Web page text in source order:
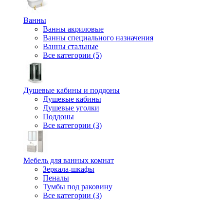
Ванны
Ванны акриловые
Ванны специального назначения
Ванны стальные
Все категории (5)
Душевые кабины и поддоны
Душевые кабины
Душевые уголки
Поддоны
Все категории (3)
Мебель для ванных комнат
Зеркала-шкафы
Пеналы
Тумбы под раковину
Все категории (3)